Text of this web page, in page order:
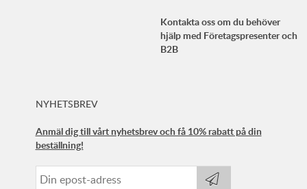
Kontakta oss om du behöver
hjälp med Företagspresenter och
B2B
NYHETSBREV
Anmäl dig till vårt nyhetsbrev och få 10% rabatt på din
beställning!